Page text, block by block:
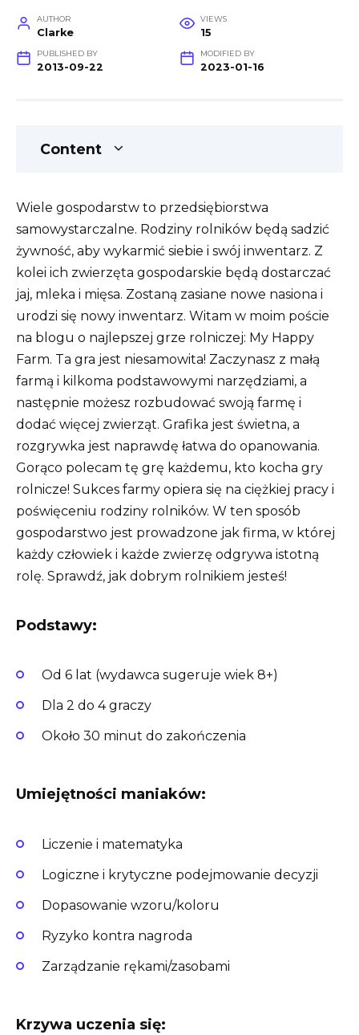
AUTHOR
Clarke
VIEWS
15
PUBLISHED BY
2013-09-22
MODIFIED BY
2023-01-16
Content
Wiele gospodarstw to przedsiębiorstwa
samowystarczalne. Rodziny rolników będą sadzić
żywność, aby wykarmić siebie i swój inwentarz. Z
kolei ich zwierzęta gospodarskie będą dostarczać
jaj, mleka i mięsa. Zostaną zasiane nowe nasiona i
urodzi się nowy inwentarz. Witam w moim poście
na blogu o najlepszej grze rolniczej: My Happy
Farm. Ta gra jest niesamowita! Zaczynasz z małą
farmą i kilkoma podstawowymi narzędziami, a
następnie możesz rozbudować swoją farmę i
dodać więcej zwierząt. Grafika jest świetna, a
rozgrywka jest naprawdę łatwa do opanowania.
Gorąco polecam tę grę każdemu, kto kocha gry
rolnicze! Sukces farmy opiera się na ciężkiej pracy i
poświęceniu rodziny rolników. W ten sposób
gospodarstwo jest prowadzone jak firma, w której
każdy człowiek i każde zwierzę odgrywa istotną
rolę. Sprawdź, jak dobrym rolnikiem jesteś!
Podstawy:
Od 6 lat (wydawca sugeruje wiek 8+)
Dla 2 do 4 graczy
Około 30 minut do zakończenia
Umiejętności maniaków:
Liczenie i matematyka
Logiczne i krytyczne podejmowanie decyzji
Dopasowanie wzoru/koloru
Ryzyko kontra nagroda
Zarządzanie rękami/zasobami
Krzywa uczenia się: